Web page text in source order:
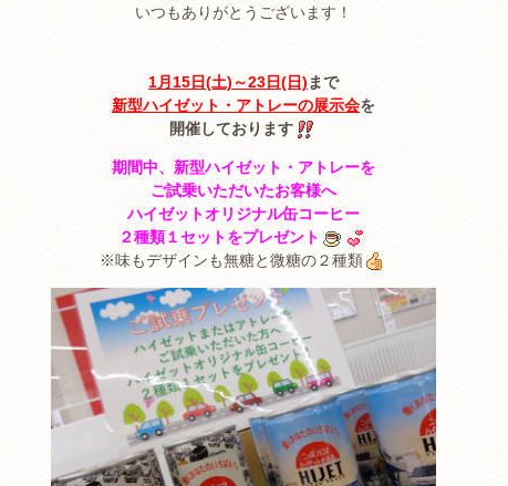
いつもありがとうございます！
1月15日(土)～23日(日) まで
新型ハイゼット・アトレーの展示会を
開催しております
期間中、新型ハイゼット・アトレーを
ご試乗いただいたお客様へ
ハイゼットオリジナル缶コーヒー
２種類１セットをプレゼント
※味もデザインも無糖と微糖の２種類